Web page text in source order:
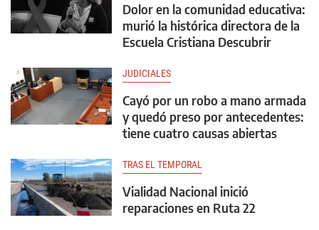
Dolor en la comunidad educativa:
murió la histórica directora de la
Escuela Cristiana Descubrir
JUDICIALES
Cayó por un robo a mano armada
y quedó preso por antecedentes:
tiene cuatro causas abiertas
TRAS EL TEMPORAL
Vialidad Nacional inició
reparaciones en Ruta 22